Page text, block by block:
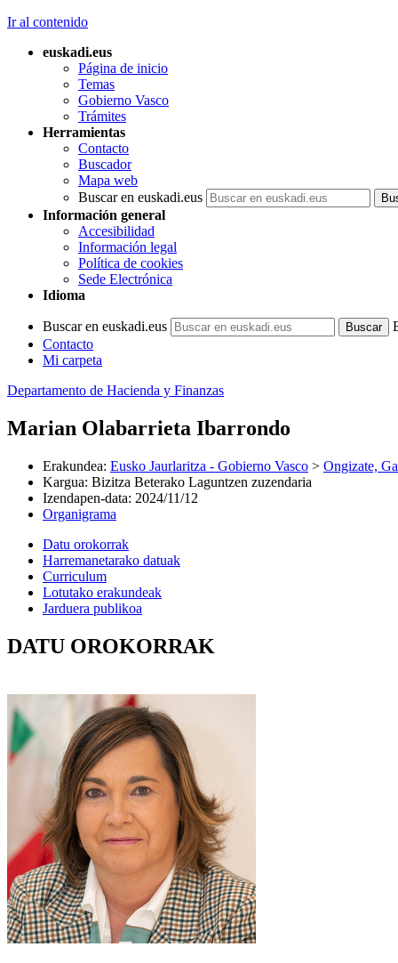
Ir al contenido
euskadi.eus
Página de inicio
Temas
Gobierno Vasco
Trámites
Herramientas
Contacto
Buscador
Mapa web
Buscar en euskadi.eus
Información general
Accesibilidad
Información legal
Política de cookies
Sede Electrónica
Idioma
Buscar en euskadi.eus
Contacto
Mi carpeta
Departamento de Hacienda y Finanzas
Marian Olabarrieta Ibarrondo
Erakundea: Eusko Jaurlaritza - Gobierno Vasco > Ongizate,
Kargua: Bizitza Beterako Laguntzen zuzendaria
Izendapen-data: 2024/11/12
Organigrama
Datu orokorrak
Harremanetarako datuak
Curriculum
Lotutako erakundeak
Jarduera publikoa
DATU OROKORRAK